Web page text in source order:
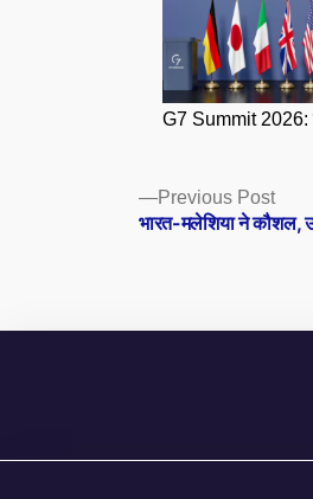
G7 Summit
Posts
navigation
Previous Post
post:
भारत-मलेशिया ने कौशल,